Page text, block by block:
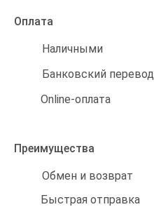
Оплата
Наличными
Банковский перевод
Online-оплата
Преимущества
Обмен и возврат
Быстрая отправка